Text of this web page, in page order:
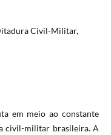
Civil-Militar,
em meio ao constante
civil-militar brasileira. A